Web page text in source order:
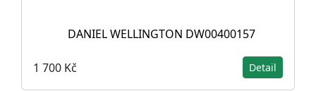
DANIEL WELLINGTON DW00400157
1 700 Kč Detail